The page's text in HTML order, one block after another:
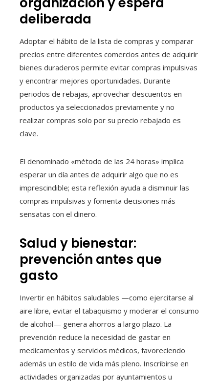
deliberada
Adoptar el hábito de la lista de compras y comparar
precios entre diferentes comercios antes de adquirir
bienes duraderos permite evitar compras impulsivas
y encontrar mejores oportunidades. Durante
periodos de rebajas, aprovechar descuentos en
productos ya seleccionados previamente y no
realizar compras solo por su precio rebajado es
clave.
El denominado «método de las 24 horas» implica
esperar un día antes de adquirir algo que no es
imprescindible; esta reflexión ayuda a disminuir las
compras impulsivas y fomenta decisiones más
sensatas con el dinero.
Salud y bienestar:
prevención antes que
gasto
Invertir en hábitos saludables —como ejercitarse al
aire libre, evitar el tabaquismo y moderar el consumo
de alcohol— genera ahorros a largo plazo. La
prevención reduce la necesidad de gastar en
medicamentos y servicios médicos, favoreciendo
además un estilo de vida más pleno. Inscribirse en
actividades organizadas por ayuntamientos u